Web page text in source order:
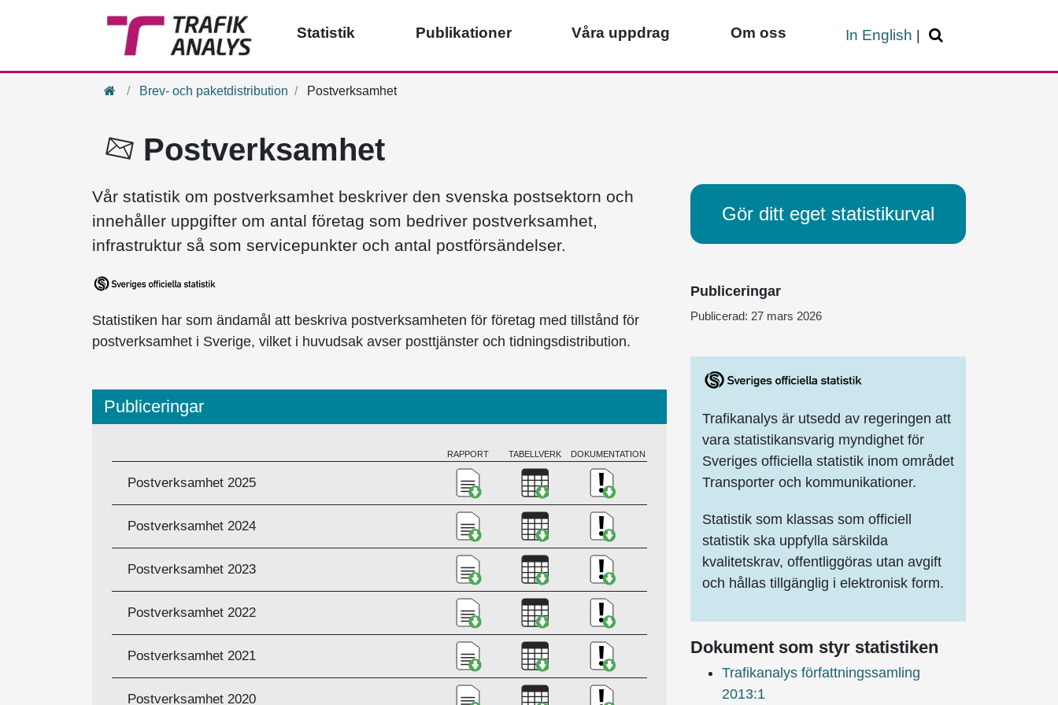
Statistik Publikationer Våra uppdrag Om oss In English
HemBrev- och paketdistribution Postverksamhet
Postverksamhet
Vår statistik om postverksamhet beskriver den svenska postsektorn och
innehåller uppgifter om antal företag som bedriver postverksamhet,
infrastruktur så som servicepunkter och antal postförsändelser.
Statistiken har som ändamål att beskriva postverksamheten för företag med tillstånd för
postverksamhet i Sverige, vilket i huvudsak avser posttjänster och tidningsdistribution.
Publiceringar
BESKRIVNING
RAPPORT TABELLVERK DOKUMENTATION
Postverksamhet 2025 Ladda ner Postverksamhet 2025, PDF
Ladda ner Postverksamhet 2025, XLSX
Ladda ner Kvalitetsdeklaration Postverksamhet 2025, PDF
Postverksamhet 2024 Ladda ner Postverksamhet 2024, PDF
Ladda ner Postverksamhet 2024, XLSX
Ladda ner Kvalitetsdeklaration Postverksamhet 2024, PDF
Postverksamhet 2023 Ladda ner Postverksamhet 2023, PDF
Ladda ner Postverksamhet 2023, XLSX
Ladda ner Kvalitetsdeklaration Postverksamhet 2023, PDF
Postverksamhet 2022 Ladda ner Postverksamhet 2022, PDF
Ladda ner Postverksamhet 2022, XLSX
Ladda ner Kvalitetsdeklaration Postverksamhet 2022, PDF
Postverksamhet 2021 Ladda ner Postverksamhet 2021, PDF
Ladda ner Postverksamhet 2021, XLSX
Ladda ner Kvalitetsdeklaration Postverksamhet 2021, PDF
Postverksamhet 2020 Ladda ner Postverksamhet 2020, PDF
Ladda ner Postverksamhet 2020, XLSX
Ladda ner Kvalitetsdeklaration Postverksamhet 2020, PDF
Gör ditt eget statistikurval
Publiceringar
Publicerad: 27 mars 2026
Trafikanalys är utsedd av regeringen att
vara statistikansvarig myndighet för
Sveriges officiella statistik inom området
Transporter och kommunikationer.
Statistik som klassas som officiell
statistik ska uppfylla särskilda
kvalitetskrav, offentliggöras utan avgift
och hållas tillgänglig i elektronisk form.
Dokument som styr statistiken
Trafikanalys författningssamling
2013:1